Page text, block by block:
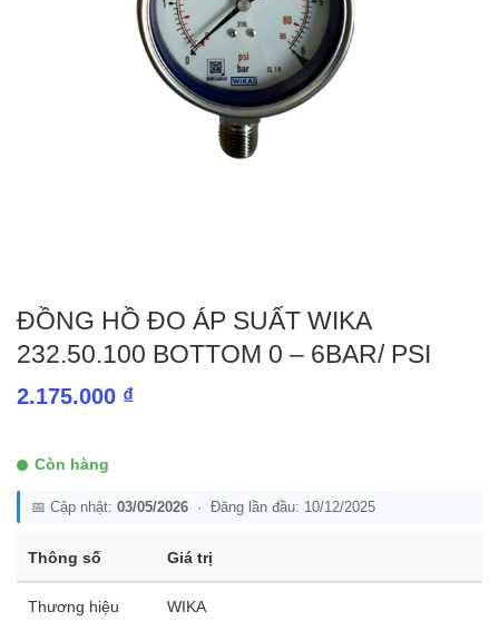
ĐỒNG HỒ ĐO ÁP SUẤT WIKA
232.50.100 BOTTOM 0 – 6BAR/ PSI
2.175.000 ₫
Còn hàng
📅 Cập nhật: 03/05/2026 · Đăng lần đầu: 10/12/2025
Thông số Giá trị
Thương hiệu WIKA